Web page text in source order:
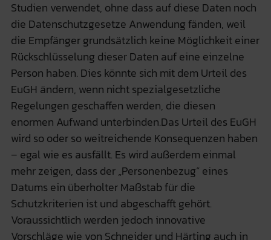
Studien verwendet, ohne dass auf diese Daten noch
die Datenschutzgesetze Anwendung fänden, weil
die Empfänger grundsätzlich keine Möglichkeit einer
Rückschlüsselung dieser Daten auf eine einzelne
Person haben. Dies könnte sich mit dem Urteil des
EuGH ändern, wenn nicht spezialgesetzliche
Regelungen geschaffen werden, die diesen
enormen Aufwand unterbinden.Das Urteil des EuGH
wird so oder so weitreichende Konsequenzen haben
– egal wie es ausfällt. Es wird außerdem einmal
mehr zeigen, dass der „Personenbezug“ eines
Datums ein überholter Maßstab für die
Schutzkriterien ist und abgeschafft gehört.
Voraussichtlich werden jedoch innovative
Vorschläge wie von Schneider und Härting auch in